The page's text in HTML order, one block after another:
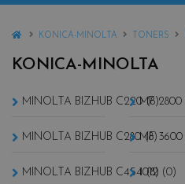
HOMEKONICA-MINOLTA TONERS
KONICA-MINOLTA
MINOLTA BIZHUB C220 (8)
MINOLTA BIZHUB C280 (8)
MINOLTA BIZHUB C454 (8)
MF 2800
MF 3600
1012 (0)